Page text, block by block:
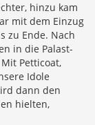
hinzu kam
mit dem Einzug
zu Ende. Nach
in die Palast-
Petticoat,
Idole
dann den
hielten,